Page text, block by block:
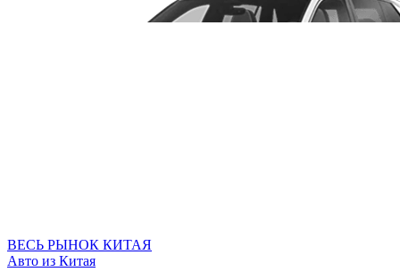
ВЕСЬ РЫНОК КИТАЯ
Авто из Китая